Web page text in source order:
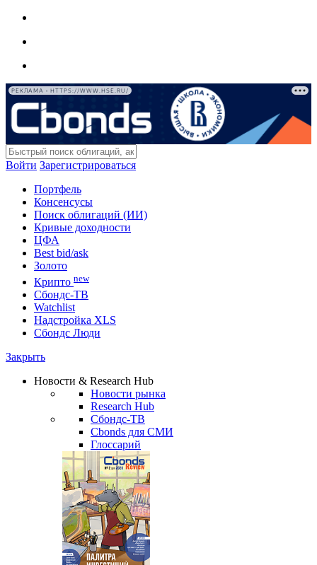
РЕКЛАМА • HTTPS://WWW.HSE.RU/
Войти Зарегистрироваться
Портфель
Консенсусы
Поиск облигаций (ИИ)
Кривые доходности
ЦФА
Best bid/ask
Золото
Крипто new
Сбондс-ТВ
Watchlist
Надстройка XLS
Сбондс Люди
Закрыть
Новости & Research Hub
Новости рынка
Research Hub
Сбондс-ТВ
Cbonds для СМИ
Глоссарий